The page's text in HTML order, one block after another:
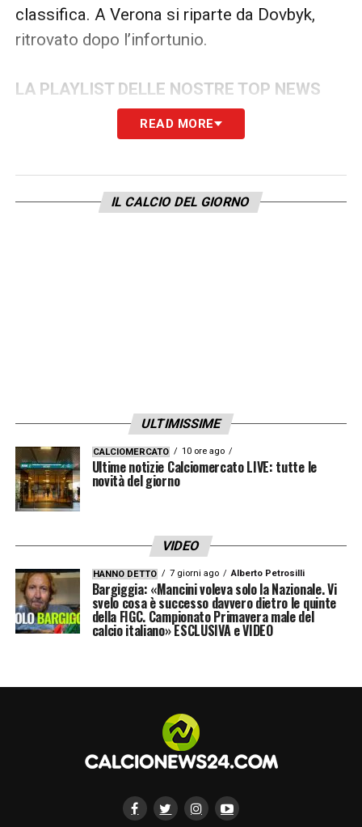
classifica. A Verona si riparte da Dovbyk,
ritrovato dopo l’infortunio.
LA PLAYLIST DELLE NOSTRE TOP NEWS
READ MORE
IL CALCIO DEL GIORNO
ULTIMISSIME
CALCIOMERCATO 10 ore ago
Ultime notizie Calciomercato LIVE: tutte le
novità del giorno
VIDEO
HANNO DETTO 7 giorni ago Alberto Petrosilli
Bargiggia: «Mancini voleva solo la Nazionale. Vi
svelo cosa è successo davvero dietro le quinte
della FIGC. Campionato Primavera male del
calcio italiano» ESCLUSIVA e VIDEO